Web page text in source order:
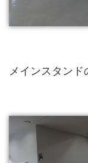
メインスタンド